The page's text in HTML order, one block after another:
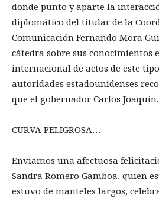
donde punto y aparte la
diplomático del titular de la
Comunicación Fernando Mora
cátedra sobre sus conocimientos
internacional de actos de este
autoridades estadounidenses
que el gobernador Carlos Joaquín.
CURVA PELIGROSA…
Enviamos una afectuosa
Sandra Romero Gamboa, quien
estuvo de manteles largos,